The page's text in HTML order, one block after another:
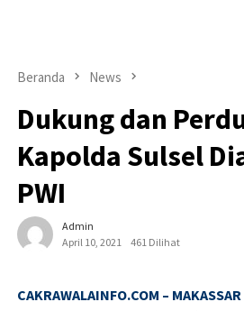
Beranda News
Dukung dan
Kapolda Sulsel
PWI
Admin
April 10, 2021
461 Dilihat
CAKRAWALAINFO.COM – MAKASSAR